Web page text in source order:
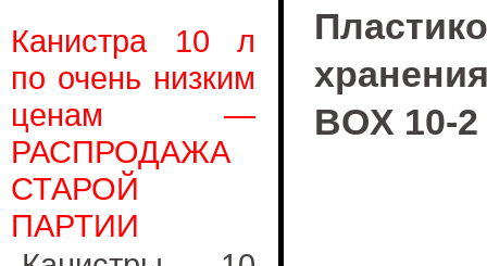
Канистра 10 л
по очень низким
ценам —
РАСПРОДАЖА
СТАРОЙ
ПАРТИИ
BOX 10-2